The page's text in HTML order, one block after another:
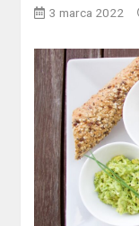
3 marca 2022